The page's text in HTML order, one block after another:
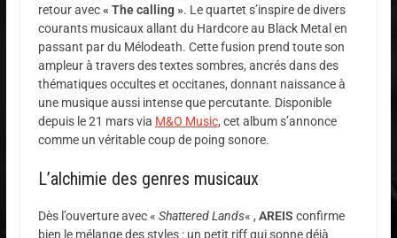
retour avec« The calling ». Le quartet s’inspire de divers
courants musicaux allant du Hardcore au Black Metal en
passant par du Mélodeath. Cette fusion prend toute son
ampleur à travers des textes sombres, ancrés dans des
thématiques occultes et occitanes, donnant naissance à
une musique aussi intense que percutante. Disponible
depuis le 21 mars via M&O Music, cet album s’annonce
comme un véritable coup de poing sonore.
L’alchimie des genres musicaux
Dès l’ouverture avec « Shattered Lands« , AREIS confirme
bien le mélange des styles : un petit riff qui sonne déjà